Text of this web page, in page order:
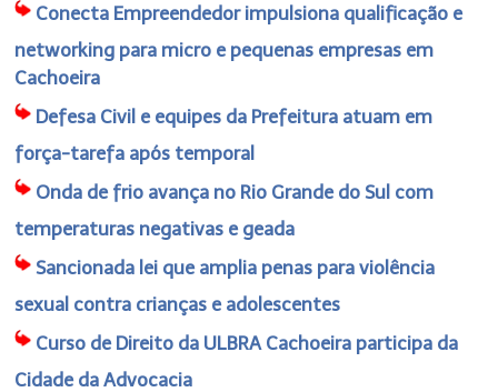
Conecta Empreendedor impulsiona qualificação e
networking para micro e pequenas empresas em
Cachoeira
Defesa Civil e equipes da Prefeitura atuam em
força-tarefa após temporal
Onda de frio avança no Rio Grande do Sul com
temperaturas negativas e geada
Sancionada lei que amplia penas para violência
sexual contra crianças e adolescentes
Curso de Direito da ULBRA Cachoeira participa da
Cidade da Advocacia